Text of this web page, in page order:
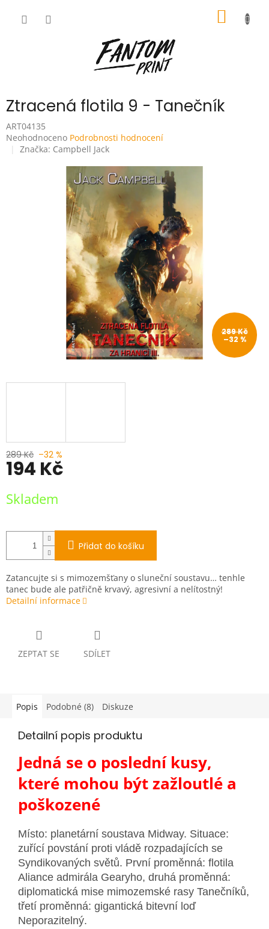
Ztracená flotila 9 - Tanečník
ART04135
Průměrné
hodnocení
Neohodnoceno Podrobnosti hodnocení
Značka: Campbell Jack
289 Kč
–32 %
289 Kč –32 %
194 Kč
cena:
Skladem
Přidat do košíku
Zatancujte si s mimozemšťany o sluneční soustavu… tenhle
tanec bude ale patřičně krvavý, agresivní a nelítostný!
Detailní informace
ZEPTAT SE SDÍLET
Popis Podobné (8) Diskuze
Detailní popis produktu
Jedná se o poslední kusy,
které mohou být zažloutlé a
poškozené
Místo: planetární soustava Midway. Situace:
zuřící povstání proti vládě rozpadajících se
Syndikovaných světů. První proměnná: flotila
Aliance admirála Gearyho, druhá proměnná:
diplomatická mise mimozemské rasy Tanečníků,
třetí proměnná: gigantická bitevní loď
Neporazitelný.